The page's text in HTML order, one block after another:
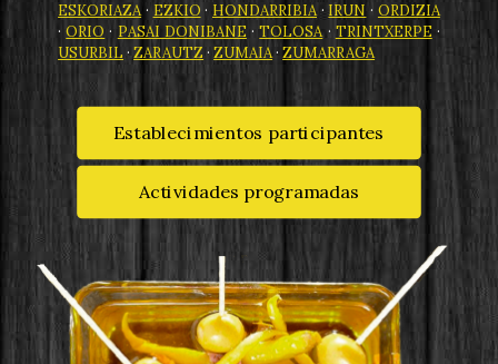
ESKORIAZA· EZKIO · HONDARRIBIA·IRUN · ORDIZIA
·ORIO · PASAI DONIBANE ·TOLOSA· TRINTXERPE ·
USURBIL ·ZARAUTZ ·ZUMAIA·ZUMARRAGA
Establecimientos participantes
Actividades programadas